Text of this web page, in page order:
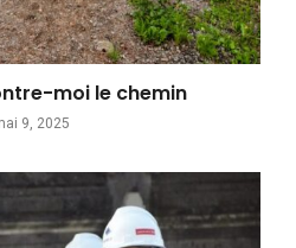
moi le chemin
9, 2025